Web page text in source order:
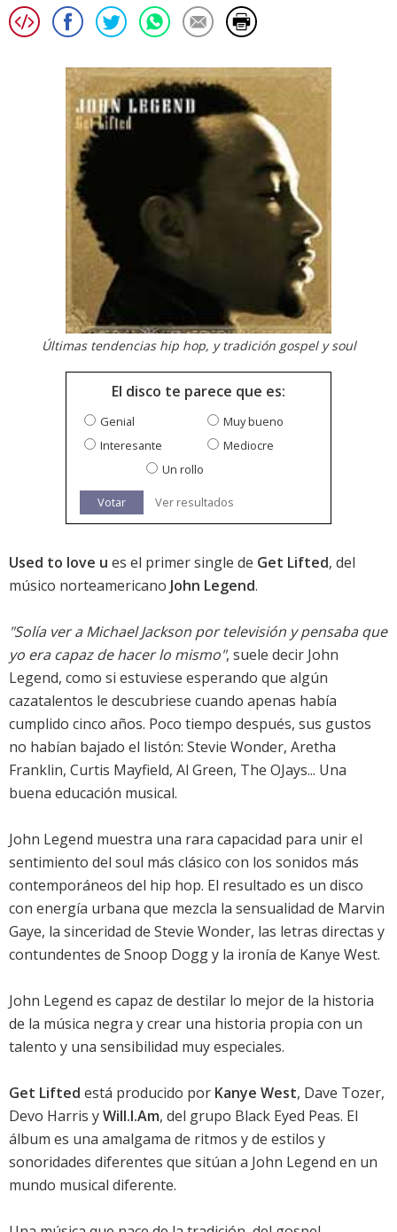
Últimas tendencias hip hop, y tradición gospel y soul
El disco te parece que es:
Genial
Muy bueno
Interesante
Mediocre
Un rollo
Votar Ver resultados
Used to love u es el primer single de Get Lifted, del
músico norteamericano John Legend.
"Solía ver a Michael Jackson por televisión y pensaba que
yo era capaz de hacer lo mismo", suele decir John
Legend, como si estuviese esperando que algún
cazatalentos le descubriese cuando apenas había
cumplido cinco años. Poco tiempo después, sus gustos
no habían bajado el listón: Stevie Wonder, Aretha
Franklin, Curtis Mayfield, Al Green, The OJays... Una
buena educación musical.
John Legend muestra una rara capacidad para unir el
sentimiento del soul más clásico con los sonidos más
contemporáneos del hip hop. El resultado es un disco
con energía urbana que mezcla la sensualidad de Marvin
Gaye, la sinceridad de Stevie Wonder, las letras directas y
contundentes de Snoop Dogg y la ironía de Kanye West.
John Legend es capaz de destilar lo mejor de la historia
de la música negra y crear una historia propia con un
talento y una sensibilidad muy especiales.
Get Lifted está producido por Kanye West, Dave Tozer,
Devo Harris yWill.I.Am, del grupo Black Eyed Peas. El
álbum es una amalgama de ritmos y de estilos y
sonoridades diferentes que sitúan a John Legend en un
mundo musical diferente.